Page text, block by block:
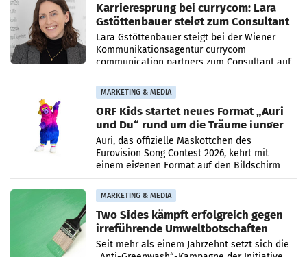
Karrieresprung bei currycom: Lara
Gstöttenbauer steigt zum Consultant
auf
Lara Gstöttenbauer steigt bei der Wiener
Kommunikationsagentur currycom
communication partners zum Consultant auf.
Die 27-jährige Beraterin betreut Kundinnen
und Kunden in den Bereichen
MARKETING & MEDIA
ORF Kids startet neues Format „Auri
und Du“ rund um die Träume junger
Menschen
Auri, das offizielle Maskottchen des
Eurovision Song Contest 2026, kehrt mit
einem eigenen Format auf den Bildschirm
zurück. In der neuen Sendung „Auri und Du“
bei ORF Kids steht
MARKETING & MEDIA
Two Sides kämpft erfolgreich gegen
irreführende Umweltbotschaften
beim Papiereinsatz
Seit mehr als einem Jahrzehnt setzt sich die